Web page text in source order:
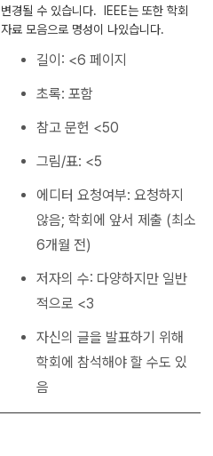
변경될 수 있습니다. IEEE는 또한 학회
자료 모음으로 명성이 나있습니다.
길이: <6 페이지
초록: 포함
참고 문헌 <50
그림/표: <5
에디터 요청여부: 요청하지
않음; 학회에 앞서 제출 (최소
6개월 전)
저자의 수: 다양하지만 일반
적으로 <3
자신의 글을 발표하기 위해
학회에 참석해야 할 수도 있
음